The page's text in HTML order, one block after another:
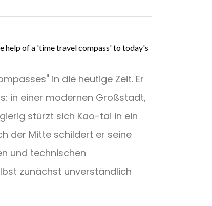
help of a 'time travel compass' to today's
in die heutige Zeit. Er
in einer modernen Großstadt,
stürzt sich Kao-tai in ein
der Mitte schildert er seine
und technischen
zunächst unverständlich